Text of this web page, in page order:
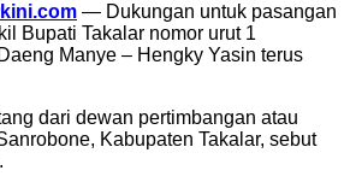
— Dukungan untuk pasangan
Bupati Takalar nomor urut 1
Manye – Hengky Yasin terus
dari dewan pertimbangan atau
Kabupaten Takalar, sebut